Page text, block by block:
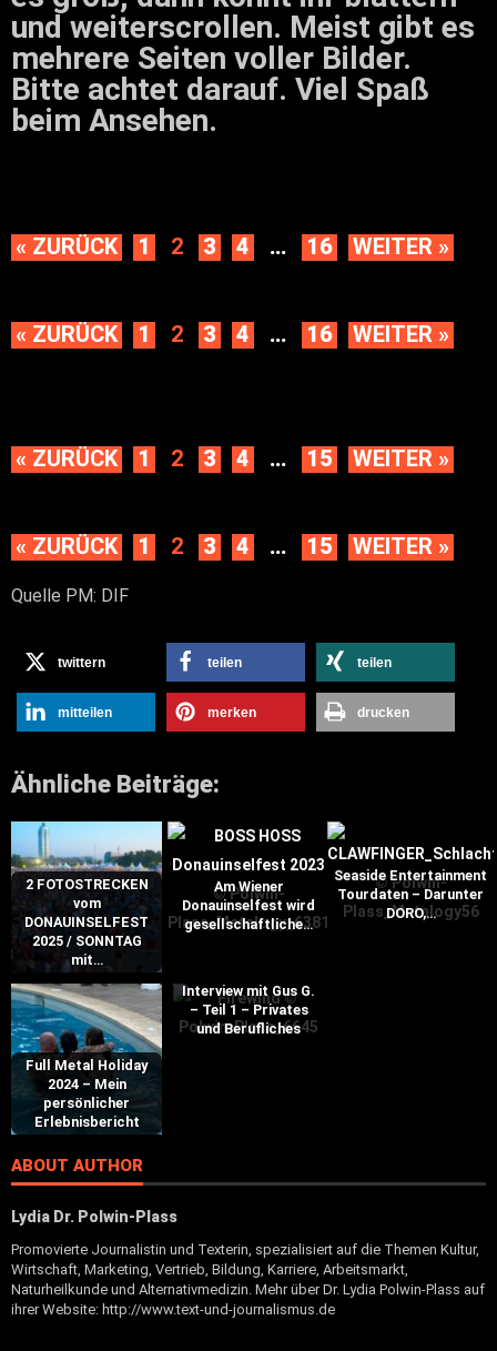
und weiterscrollen. Meist gibt es
mehrere Seiten voller Bilder.
Bitte achtet darauf. Viel Spaß
beim Ansehen.
« ZURÜCK 1 2 3 4 … 16 WEITER »
« ZURÜCK 1 2 3 4 … 16 WEITER »
« ZURÜCK 1 2 3 4 … 15 WEITER »
« ZURÜCK 1 2 3 4 … 15 WEITER »
Quelle PM: DIF
twittern teilen teilen
mitteilen merken drucken
Ähnliche Beiträge:
2 FOTOSTRECKEN
vom
DONAUINSELFEST
2025 / SONNTAG
mit…
Am Wiener
Donauinselfest wird
gesellschaftliche…
Seaside Entertainment
Tourdaten – Darunter
DORO,…
Full Metal Holiday
2024 – Mein
persönlicher
Erlebnisbericht
Interview mit Gus G.
– Teil 1 – Privates
und Berufliches
ABOUT AUTHOR
Lydia Dr. Polwin-Plass
Promovierte Journalistin und Texterin, spezialisiert auf die Themen Kultur,
Wirtschaft, Marketing, Vertrieb, Bildung, Karriere, Arbeitsmarkt,
Naturheilkunde und Alternativmedizin. Mehr über Dr. Lydia Polwin-Plass auf
ihrer Website: http://www.text-und-journalismus.de